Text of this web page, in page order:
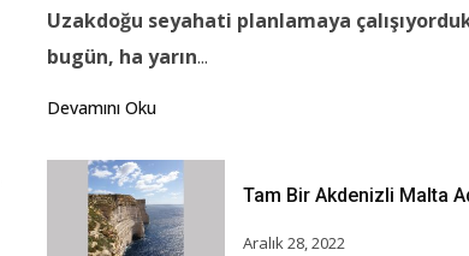
Uzakdoğu seyahati planlamaya
bugün, ha yarın...
Devamını Oku
Tam Bir Akdenizli Malta
Aralık 28, 2022